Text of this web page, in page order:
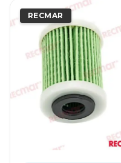
RECMAR